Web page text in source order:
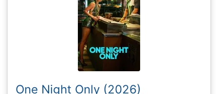
One Night Only (2026)